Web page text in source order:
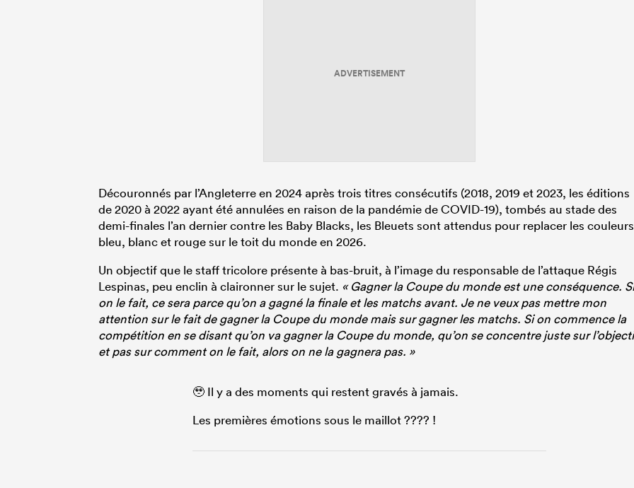
ADVERTISEMENT
Découronnés par l’Angleterre en 2024 après trois titres consécutifs (2018, 2019 et 2023, les éditions
de 2020 à 2022 ayant été annulées en raison de la pandémie de COVID-19), tombés au stade des
demi-finales l’an dernier contre les Baby Blacks, les Bleuets sont attendus pour replacer les couleurs
bleu, blanc et rouge sur le toit du monde en 2026.
Un objectif que le staff tricolore présente à bas-bruit, à l’image du responsable de l’attaque Régis
Lespinas, peu enclin à claironner sur le sujet. « Gagner la Coupe du monde est une conséquence. Si
on le fait, ce sera parce qu’on a gagné la finale et les matchs avant. Je ne veux pas mettre mon
attention sur le fait de gagner la Coupe du monde mais sur gagner les matchs. Si on commence la
compétition en se disant qu’on va gagner la Coupe du monde, qu’on se concentre juste sur
et pas sur comment on le fait, alors on ne la gagnera pas. »
🥹 Il y a des moments qui restent gravés à jamais.
Les premières émotions sous le maillot ???? !